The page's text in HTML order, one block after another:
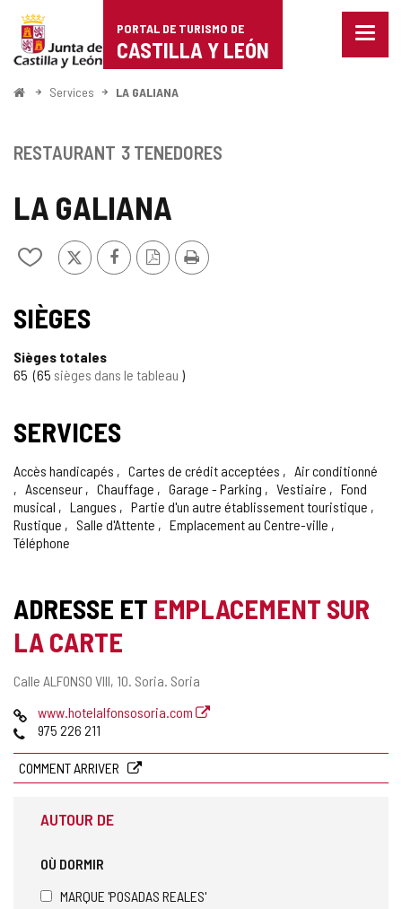
Portal
de
Turismo
Castilla
León
PORTAL DE TURISMO DE
CASTILLA Y LEÓN
Menu
<
Services LA GALIANA
LA GALIANA
Ajouter/retirer
de
cahiers
X FacebookVersion
PDF
Imprimer
RESTAURANT 3 TENEDORES
SIÈGES
Sièges totales
65 65 sièges dans le tableau
SERVICES
Accès handicapés Cartes de crédit acceptées
Air conditionné
Ascenseur
Chauffage Garage - Parking Vestiaire
Fond
musical
Langues
Partie d'un autre établissement touristique
Rustique
Salle d'Attente
Emplacement au Centre-ville
Téléphone
ADRESSE ET EMPLACEMENT SUR
LA CARTE
Adresse
Calle ALFONSO VIII, 10. Soria. Soria
Page
Web
www.hotelalfonsosoria.com
Téléphones
975 226 211
COMMENT ARRIVER
AUTOUR DE
OÙ DORMIR
MARQUE 'POSADAS REALES'